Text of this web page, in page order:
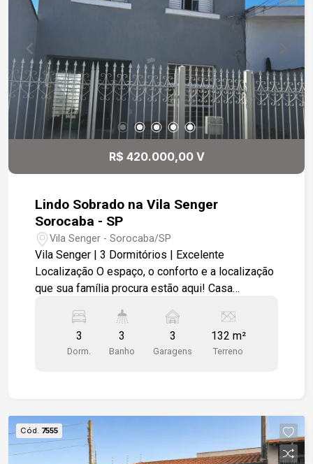
R$ 420.000,00 V
Lindo Sobrado na Vila Senger
Sorocaba - SP
Vila Senger - Sorocaba/SP
Vila Senger | 3 Dormitórios | Excelente
Localização O espaço, o conforto e a localização
que sua família procura estão aqui! Casa
dos espaços e uma localização privilegiada,
próxima à serviços e facilidades. Destaques do
imóvel: 3 dormitórios espaçosos; 3 banheiros;
lazer, pets ou futuras ampliações; Área de
serviço; 2 vagas de garagens descobertas 1
vaga de garagem coberta Quintal com ótimo
3
Dorm.
3
Banho
3
Garagens
132 m²
Terreno
Cód. 7555